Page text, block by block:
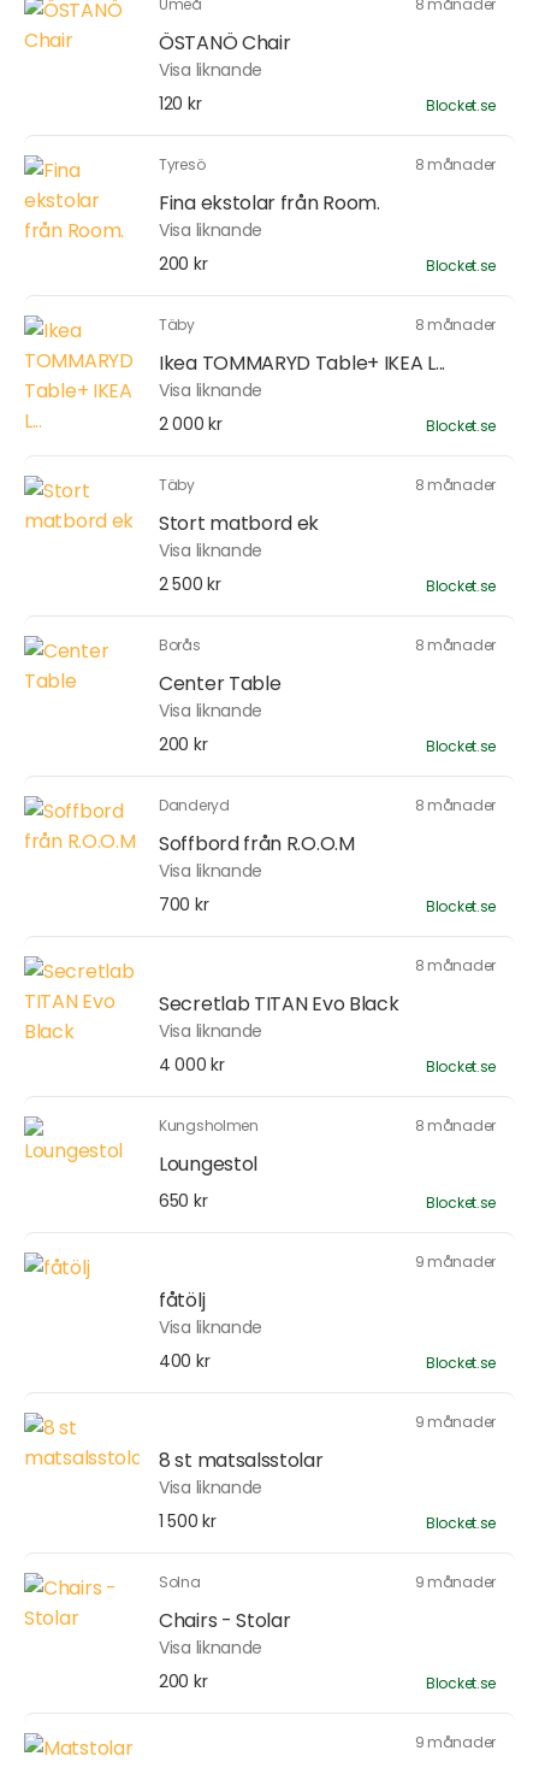
Umeå 8 månader
ÖSTANÖ Chair
Visa liknande
120 kr
Blocket.se
Tyresö 8 månader
Fina ekstolar från Room.
Visa liknande
200 kr
Blocket.se
Täby 8 månader
Ikea TOMMARYD Table+ IKEA L...
Visa liknande
2 000 kr
Blocket.se
Täby 8 månader
Stort matbord ek
Visa liknande
2 500 kr
Blocket.se
Borås 8 månader
Center Table
Visa liknande
200 kr
Blocket.se
Danderyd 8 månader
Soffbord från R.O.O.M
Visa liknande
700 kr
Blocket.se
8 månader
Secretlab TITAN Evo Black
Visa liknande
4 000 kr
Blocket.se
Kungsholmen 8 månader
Loungestol
650 kr Blocket.se
9 månader
fåtölj
Visa liknande
400 kr
Blocket.se
9 månader
8 st matsalsstolar
Visa liknande
1 500 kr
Blocket.se
Solna 9 månader
Chairs - Stolar
Visa liknande
200 kr
Blocket.se
9 månader